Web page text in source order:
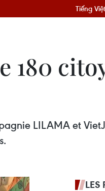
Tiếng Việt
180
LILAMA et
LES